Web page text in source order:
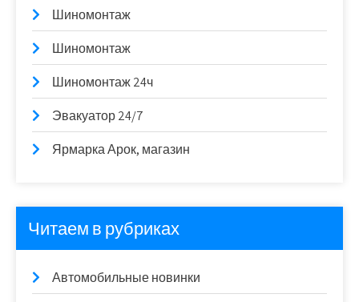
Шиномонтаж
Шиномонтаж
Шиномонтаж 24ч
Эвакуатор 24/7
Ярмарка Арок, магазин
Читаем в рубриках
Автомобильные новинки